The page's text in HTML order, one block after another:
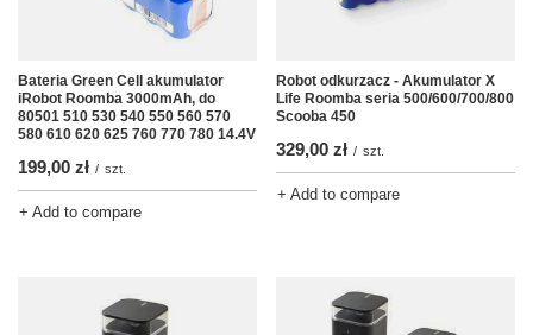
Bateria Green Cell akumulator
iRobot Roomba 3000mAh, do
80501 510 530 540 550 560 570
580 610 620 625 760 770 780 14.4V
199,00 zł / szt.
+ Add to compare
Robot odkurzacz - Akumulator X
Life Roomba seria 500/600/700/800
Scooba 450
329,00 zł / szt.
+ Add to compare